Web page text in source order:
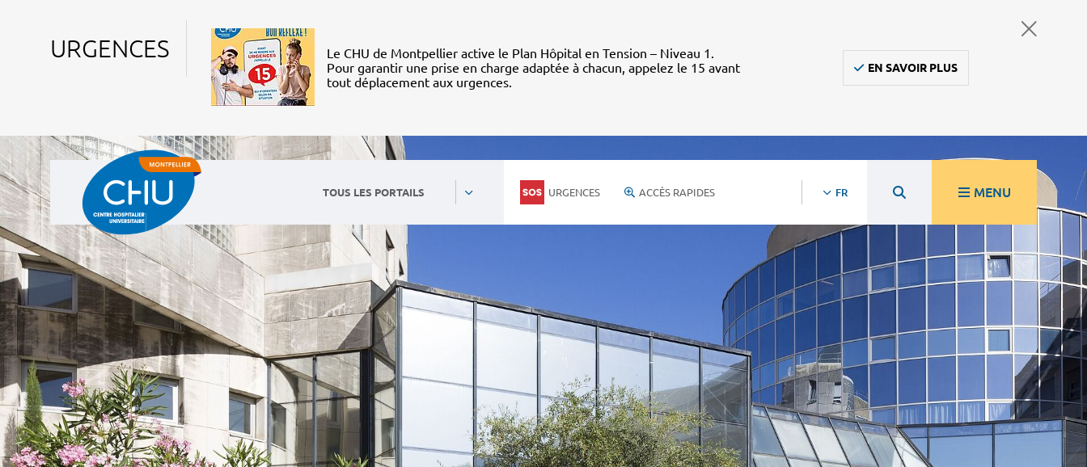
URGENCES
Le CHU de Montpellier active le Plan Hôpital en Tension – Niveau 1.
Pour garantir une prise en charge adaptée à chacun, appelez le 15 avant
tout déplacement aux urgences.
EN SAVOIR PLUS
TOUS LES PORTAILS URGENCES ACCÈS RAPIDES FR MENU